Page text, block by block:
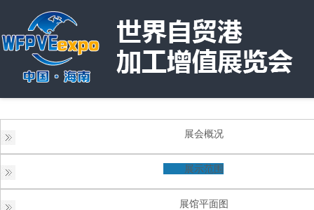
展会概况
展示范围
展馆平面图